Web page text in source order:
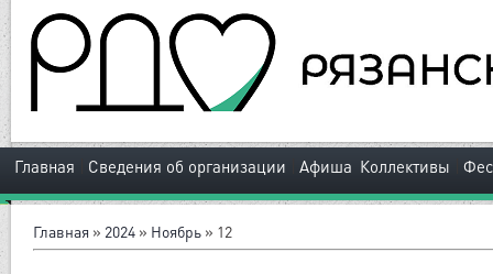
Главная Сведения об организации Афиша Коллективы
Главная » 2024 » Ноябрь » 12